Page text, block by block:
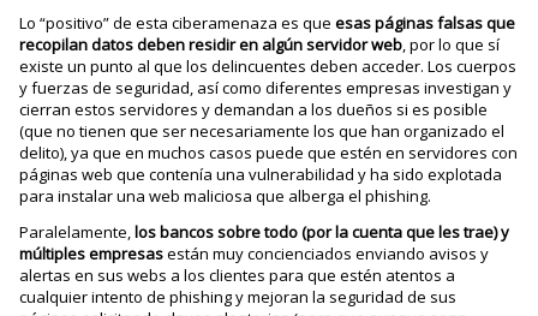
Lo “positivo” de esta ciberamenaza es queesas páginas falsas que
recopilan datos deben residir en algún servidor web, por lo que sí
existe un punto al que los delincuentes deben acceder. Los cuerpos
y fuerzas de seguridad, así como diferentes empresas investigan y
cierran estos servidores y demandan a los dueños si es posible
(que no tienen que ser necesariamente los que han organizado el
delito), ya que en muchos casos puede que estén en servidores con
páginas web que contenía una vulnerabilidad y ha sido explotada
para instalar una web maliciosa que alberga el phishing.
Paralelamente,los bancos sobre todo (por la cuenta que les trae) y
múltiples empresasestán muy concienciados enviando avisos y
alertas en sus webs a los clientes para que estén atentos a
cualquier intento de phishing y mejoran la seguridad de sus